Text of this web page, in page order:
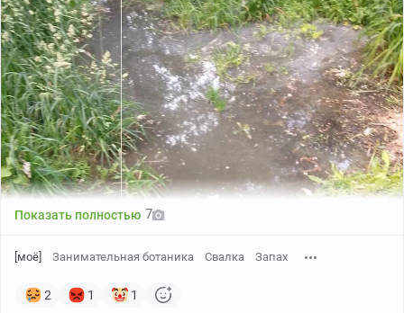
Показать полностью 7
[моё] Занимательная ботаника Свалка Запах
2 1 1